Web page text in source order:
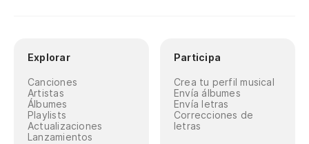
Explorar
Canciones
Artistas
Álbumes
Playlists
Actualizaciones
Lanzamientos
Participa
Crea tu perfil musical
Envía álbumes
Envía letras
Correcciones de
letras